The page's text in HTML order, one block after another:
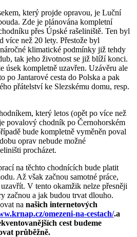
který projde opravou, je Luční
Zde je plánována kompletní
přes Úpské rašeliniště. Ten byl
více než 20 lety. Přestože byl
klimatické podmínky již tehdy
tak jeho životnost se již blíží konci.
úsek kompletně uzavřen. Uzávěru ale
po Jantarové cesta do Polska a pak
přátelství ke Slezskému domu, resp.
který letos (opět po více než
povalový chodník po Černohorském
bude kompletně vyměněn poval
oprav nebude možné
procházet.
na těchto chodnících bude platit
Až však začnou samotné práce,
V tento okamžik nelze přesněji
začnou a jak budou trvat dlouho.
na našich internetových
omezeni-na-cestach/.a
cest budeme
průběžně.